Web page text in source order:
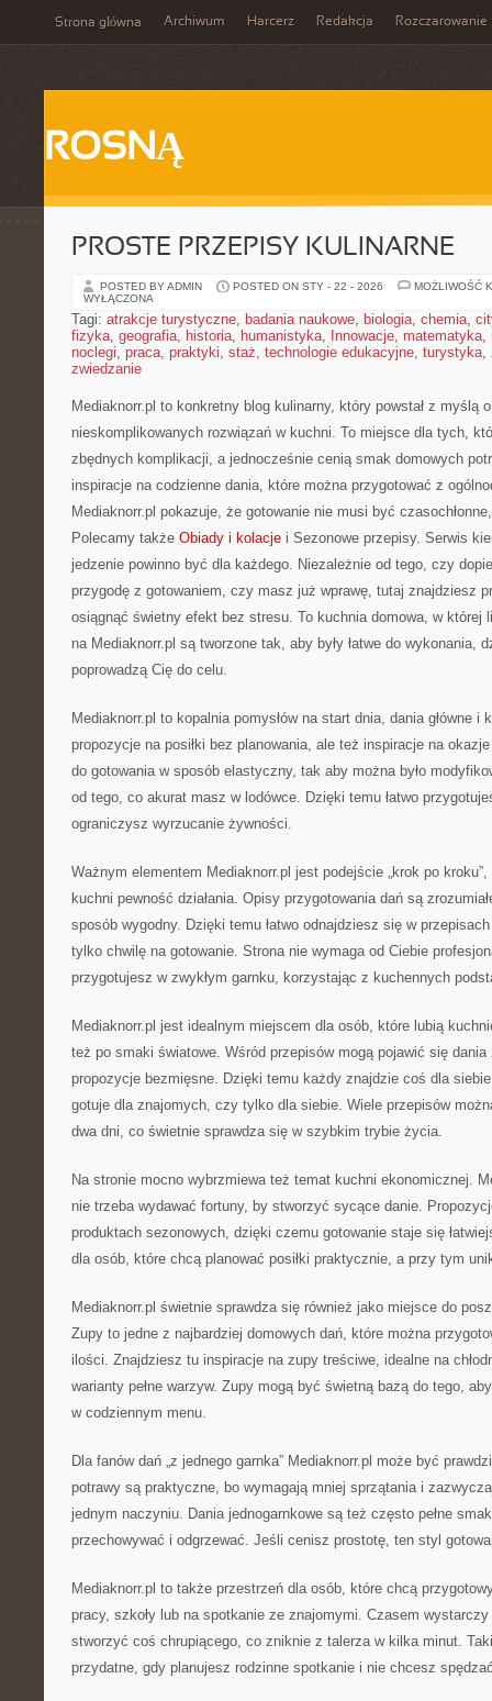
Strona główna Archiwum Harcerz Redakcja Rozczarowanie
ROSNĄ
PROSTE PRZEPISY KULINARNE
POSTED BY ADMIN POSTED ON STY - 22 - 2026
MOŻLIWOŚĆ
WYŁĄCZONA
Tagi: atrakcje turystyczne, badania naukowe, biologia, chemia,
fizyka, geografia, historia, humanistyka, Innowacje, matematyka,
noclegi, praca, praktyki, staż, technologie edukacyjne, turystyka,
zwiedzanie
Mediaknorr.pl to konkretny blog kulinarny, który powstał z myślą
nieskomplikowanych rozwiązań w kuchni. To miejsce dla tych,
zbędnych komplikacji, a jednocześnie cenią smak domowych
inspiracje na codzienne dania, które można przygotować z
Mediaknorr.pl pokazuje, że gotowanie nie musi być
Polecamy także Obiady i kolacje i Sezonowe przepisy. Serwis
jedzenie powinno być dla każdego. Niezależnie od tego, czy
przygodę z gotowaniem, czy masz już wprawę, tutaj znajdziesz
osiągnąć świetny efekt bez stresu. To kuchnia domowa, w której
na Mediaknorr.pl są tworzone tak, aby były łatwe do wykonania,
poprowadzą Cię do celu.
Mediaknorr.pl to kopalnia pomysłów na start dnia, dania główne i
propozycje na posiłki bez planowania, ale też inspiracje na
do gotowania w sposób elastyczny, tak aby można było
od tego, co akurat masz w lodówce. Dzięki temu łatwo
ograniczysz wyrzucanie żywności.
Ważnym elementem Mediaknorr.pl jest podejście „krok po
kuchni pewność działania. Opisy przygotowania dań są
sposób wygodny. Dzięki temu łatwo odnajdziesz się w
tylko chwilę na gotowanie. Strona nie wymaga od Ciebie
przygotujesz w zwykłym garnku, korzystając z kuchennych
Mediaknorr.pl jest idealnym miejscem dla osób, które lubią
też po smaki światowe. Wśród przepisów mogą pojawić się
propozycje bezmięsne. Dzięki temu każdy znajdzie coś dla
gotuje dla znajomych, czy tylko dla siebie. Wiele przepisów
dwa dni, co świetnie sprawdza się w szybkim trybie życia.
Na stronie mocno wybrzmiewa też temat kuchni ekonomicznej.
nie trzeba wydawać fortuny, by stworzyć sycące danie.
produktach sezonowych, dzięki czemu gotowanie staje się
dla osób, które chcą planować posiłki praktycznie, a przy tym
Mediaknorr.pl świetnie sprawdza się również jako miejsce do
Zupy to jedne z najbardziej domowych dań, które można
ilości. Znajdziesz tu inspiracje na zupy treściwe, idealne na
warianty pełne warzyw. Zupy mogą być świetną bazą do tego,
w codziennym menu.
Dla fanów dań „z jednego garnka” Mediaknorr.pl może być
potrawy są praktyczne, bo wymagają mniej sprzątania i
jednym naczyniu. Dania jednogarnkowe są też często pełne
przechowywać i odgrzewać. Jeśli cenisz prostotę, ten styl
Mediaknorr.pl to także przestrzeń dla osób, które chcą
pracy, szkoły lub na spotkanie ze znajomymi. Czasem wystarczy
stworzyć coś chrupiącego, co zniknie z talerza w kilka minut.
przydatne, gdy planujesz rodzinne spotkanie i nie chcesz